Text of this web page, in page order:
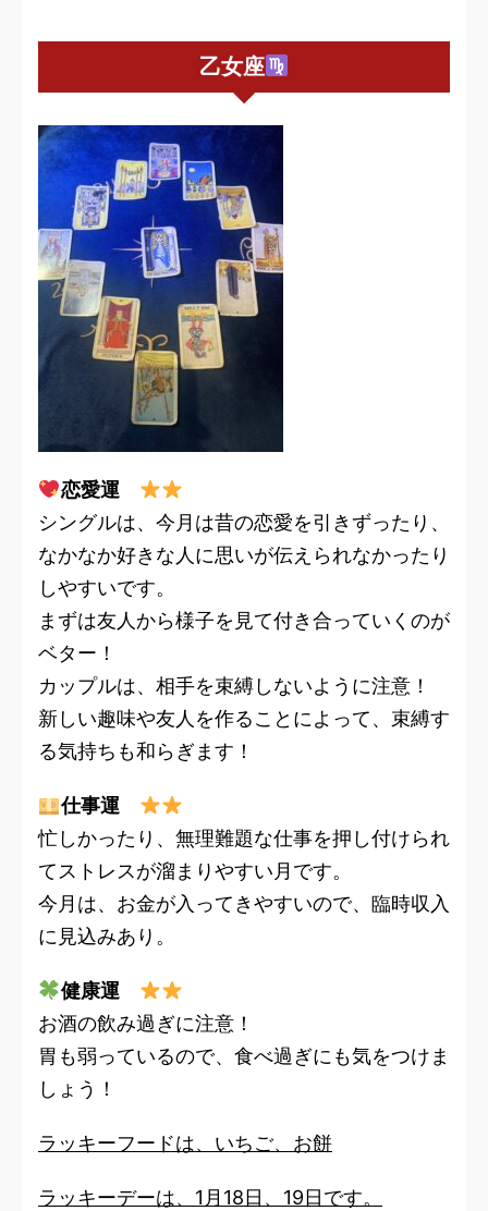
乙女座
恋愛運
シングルは、今月は昔の恋愛を引きずったり、
なかなか好きな人に思いが伝えられなかったり
しやすいです。
まずは友人から様子を見て付き合っていくのが
ベター！
カップルは、相手を束縛しないように注意！
新しい趣味や友人を作ることによって、束縛す
る気持ちも和らぎます！
仕事運
忙しかったり、無理難題な仕事を押し付けられ
てストレスが溜まりやすい月です。
今月は、お金が入ってきやすいので、臨時収入
に見込みあり。
健康運
お酒の飲み過ぎに注意！
胃も弱っているので、食べ過ぎにも気をつけま
しょう！
ラッキーフードは、いちご、お餅
ラッキーデーは、1月18日、19日です。